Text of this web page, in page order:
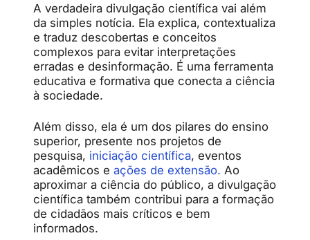
A verdadeira divulgação científica vai além
da simples notícia. Ela explica, contextualiza
e traduz descobertas e conceitos
complexos para evitar interpretações
erradas e desinformação. É uma ferramenta
educativa e formativa que conecta a ciência
à sociedade.
Além disso, ela é um dos pilares do ensino
superior, presente nos projetos de
pesquisa, iniciação científica, eventos
acadêmicos e ações de extensão. Ao
aproximar a ciência do público, a divulgação
científica também contribui para a formação
de cidadãos mais críticos e bem
informados.